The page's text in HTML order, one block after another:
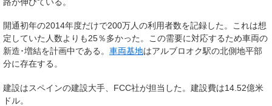
開通初年の2014年度だけで200万人の利用者数を記録した。これは想
定していた人数よりも25％多かった。この需要に対応するため車両の
新造･増結を計画中である。 車両基地はアルブロオク駅の北側地平部
分に存在する。
建設はスペインの建設大手、FCC社が担当した。建設費は14.52億米
ドル。